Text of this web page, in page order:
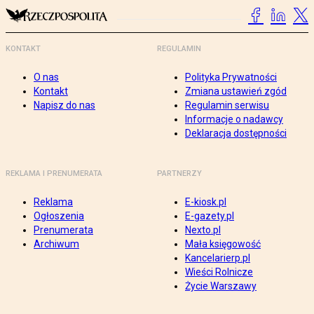
KONTAKT
O nas
Kontakt
Napisz do nas
REGULAMIN
Polityka Prywatności
Zmiana ustawień zgód
Regulamin serwisu
Informacje o nadawcy
Deklaracja dostępności
REKLAMA I PRENUMERATA
Reklama
Ogłoszenia
Prenumerata
Archiwum
PARTNERZY
E-kiosk.pl
E-gazety.pl
Nexto.pl
Mała księgowość
Kancelarierp.pl
Wieści Rolnicze
Życie Warszawy